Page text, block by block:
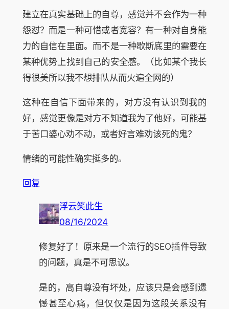
建立在真实基础上的自尊，感觉并不会作为一种
怨怼？而是一种可惜或者宽容？有一种对自身能
力的自信在里面。而不是一种歇斯底里的需要在
某种优势上找到自己的安全感。（比如某个我长
得很美所以我不想排队从而火遍全网的）
这种在自信下面带来的，对方没有认识到我的
好，感觉更像是对方不知道我为了他好，可能基
于苦口婆心劝不动，或者好言难劝该死的鬼？
情绪的可能性确实挺多的。
回复
浮云笑此生
08/16/2024
修复好了！原来是一个流行的SEO插件导致
的问题，真是不可思议。
是的，高自尊没有坏处，应该只是会感到遗
憾甚至心痛，但仅仅是因为这段关系没有